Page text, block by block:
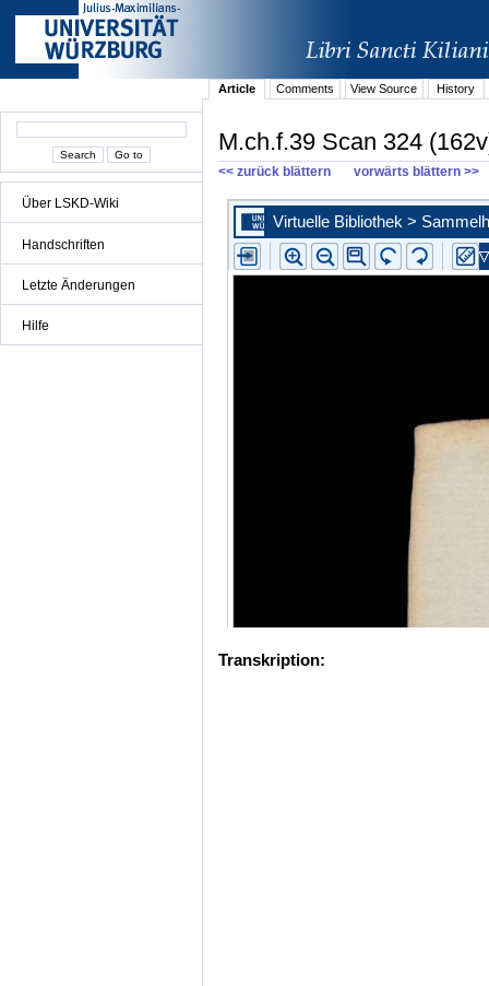
Über LSKD-Wiki
Handschriften
Letzte Änderungen
Hilfe
Article Comments View Source History
M.ch.f.39 Scan 324
<< zurück blättern vorwärts blättern >>
Transkription: